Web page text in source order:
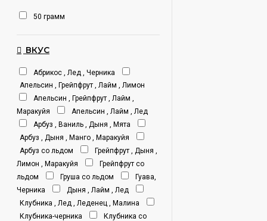
50 грамм
ВКУС
Абрикос , Лед , Черника
Апельсин , Грейпфрут , Лайм , Лимон
Апельсин , Грейпфрут , Лайм ,
Маракуйя
Апельсин , Лайм , Лед
Арбуз , Ваниль , Дыня , Мята
Арбуз , Дыня , Манго , Маракуйя
Арбуз со льдом
Грейпфрут , Дыня ,
Лимон , Маракуйя
Грейпфрут со
льдом
Груша со льдом
Гуава,
Черника
Дыня , Лайм , Лед
Клубника , Лед , Леденец , Малина
Клубника-черника
Клубника со